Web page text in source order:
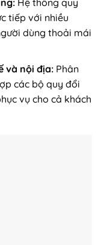
Hệ thống quy
tiếp với nhiều
dùng thoải mái
và nội địa:Phân
các bộ quy đổi
vụ cho cả khách